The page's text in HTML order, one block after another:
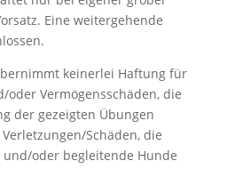
Eine weitergehende
keinerlei Haftung für
oder Vermögensschäden, die
der gezeigten Übungen
Schäden, die
oder begleitende Hunde